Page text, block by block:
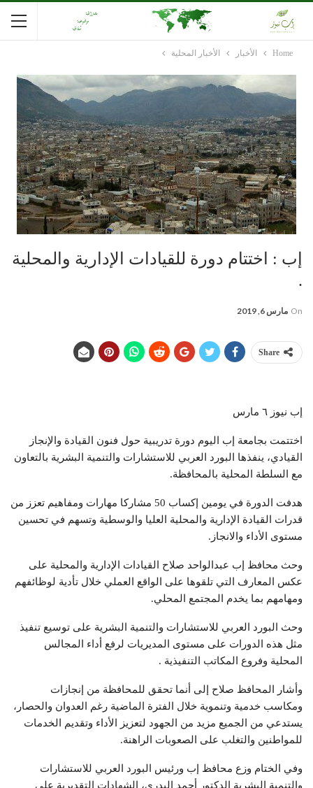
Home الأخبار الأخبار المحلية
إب : اختتام دورة للقيادات الإدارية والمحلية
.
On مارس 6, 2019
Share
إب نيوز ٦ مارس
اختتمت بجامعة إب اليوم دورة تدريبية حول فنون القيادة والإنجاز
القيادي، ينفذها البورد العربي للاستشارات والتنمية البشرية بالتعاون
مع السلطة المحلية بالمحافظة.
هدفت الدورة في يومين إكساب 50 مشاركا مهارات ومفاهيم تعزز من
قدرات القيادة الإدارية والمحلية العليا والوسطية وتسهم في تحسين
مستوى الأداء والانجاز.
وحث محافظ إب عبدالواحد صلاح القيادات الإدارية والمحلية على
عكس المعارف التي تلقوها على الواقع العملي خلال تأدية لوظائفهم
ومهامهم بما يخدم المجتمع المحلي.
وحث البورد العربي للاستشارات والتنمية البشرية على توسيع تنفيذ
مثل هذه الدورات على مستوى المديريات لرفع أداء المجالس
المحلية وفروع المكاتب التنفيذية .
وأشار المحافظ صلاح إلى أنما تحقق للمحافظة من إنجازات
ومكاسب خدمية وتنموية خلال الفترة الماضية رغم العدوان والحصار،
يستدعي من الجميع مزيد من الجهود لتعزيز الأداء وتقديم الخدمات
للمواطنين والتغلب على الصعوبات الراهنة.
وفي الختام وزع محافظ إب ورئيس البورد العربي للاستشارات
والتنمية البشرية الدكتور أحمد البدري، الشهادات التقديرية على